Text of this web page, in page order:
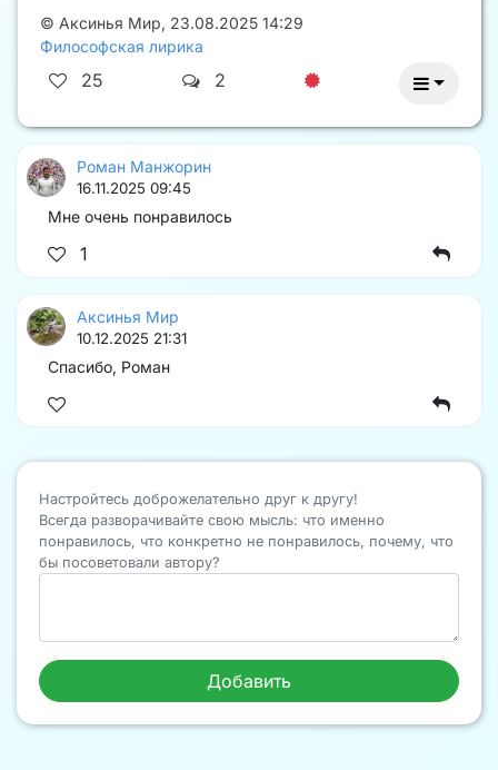
© Аксинья Мир, 23.08.2025 14:29
Философская лирика
25 2
Роман Манжорин
16.11.2025 09:45
Мне очень понравилось
1
Аксинья Мир
10.12.2025 21:31
Спасибо, Роман
Настройтесь доброжелательно друг к другу!
Всегда разворачивайте свою мысль: что именно
понравилось, что конкретно не понравилось, почему, что
бы посоветовали автору?